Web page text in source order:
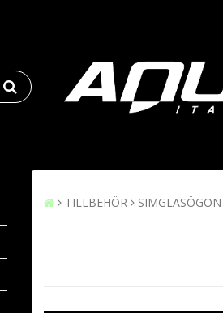
TILLBEHÖR SIMGLASÖGON